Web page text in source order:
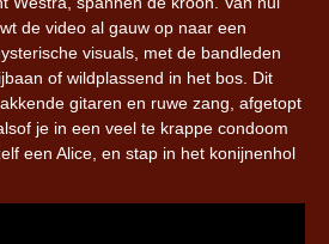
de video al gauw op naar een
visuals, met de bandleden
of wildplassend in het bos. Dit
gitaren en ruwe zang, afgetopt
je in een veel te krappe condoom
een Alice, en stap in het konijnenhol